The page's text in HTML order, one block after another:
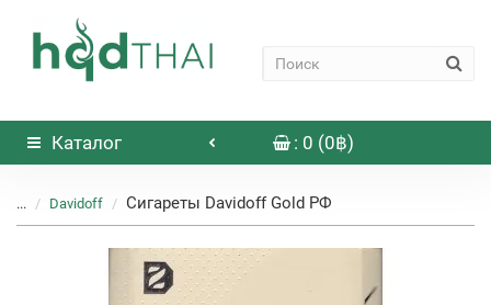
Каталог : 0 (0฿)
... Davidoff Сигареты Davidoff Gold РФ